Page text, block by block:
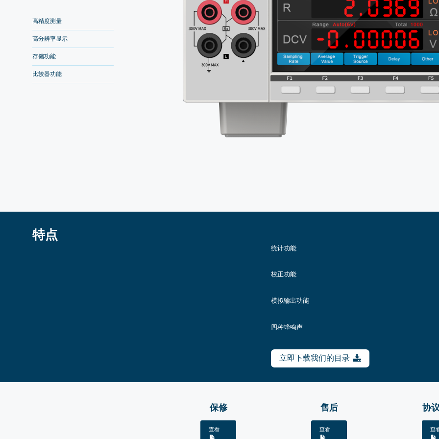
高精度测量
高分辨率显示
存储功能
比较器功能
特点
统计功能
校正功能
模拟输出功能
四种蜂鸣声
立即下载我们的目录
保修
查看
售后
查看
协
查